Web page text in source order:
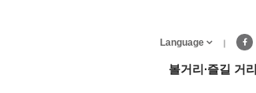
Language
볼거리∙즐길 거리